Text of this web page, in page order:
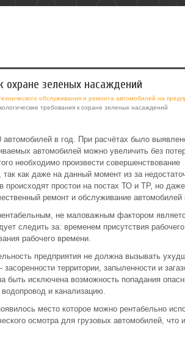
охране зеленых насаждений
обслуживания и ремонта автомобилей на
требования к охране зеленых насаждений
в год. При расчётах было
автомобилей можно увеличить без
необходимо произвести совершенствование
так как даже на данный момент из за
происходят простои на постах ТО и ТР, но
ремонт и обслуживание автомобилей
не маловажным фактором
следить за: временем присутствия
рабочего времени.
предприятия не должна вызывать
территории, запыленности и
быть исключена возможность попадания
и канализацию.
место которое можно рентабельно
осмотра для грузовых автомобилей, что